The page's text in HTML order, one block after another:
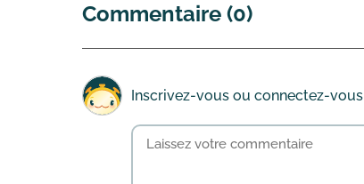
Commentaire (0)
Inscrivez-vous ou connectez-vous